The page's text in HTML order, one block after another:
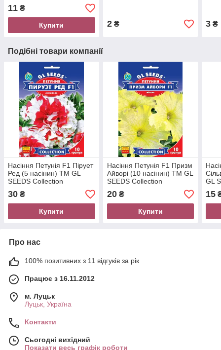
11 ₴
Купити 2₴ 3 ₴
Подібні товари компанії
Насіння Петунія F1 Пірует
Ред (5 насінин) ТМ GL
SEEDS Collection
30 ₴
Купити
Насіння Петунія F1 Призм
Айворі (10 насінин) ТМ GL
SEEDS Collection
20₴
Купити
GL
15
Про нас
100% позитивних з 11 відгуків за рік
Працює з 16.11.2012
м. Луцьк
Луцьк, Україна
Контакти
Сьогодні вихідний
Показати весь графік роботи